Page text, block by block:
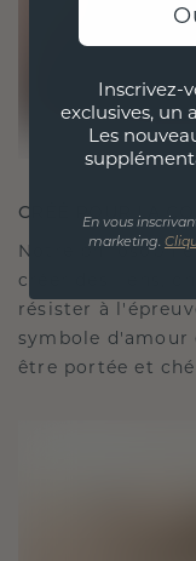
CRÉÉ POUR LA
Notre
créer des liens,
résister à
symbole d'amour
être portée et
Inscrivez-
exclusives, un
Les
En vous
marketing.